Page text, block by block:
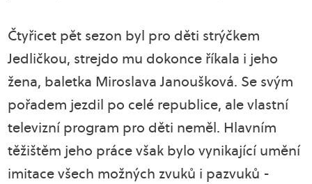
Čtyřicet pět sezon byl pro děti strýčkem
Jedličkou, strejdo mu dokonce říkala i jeho
žena, baletka Miroslava Janoušková. Se svým
pořadem jezdil po celé republice, ale vlastní
televizní program pro děti neměl. Hlavním
těžištěm jeho práce však bylo vynikající umění
imitace všech možných zvuků i pazvuků -